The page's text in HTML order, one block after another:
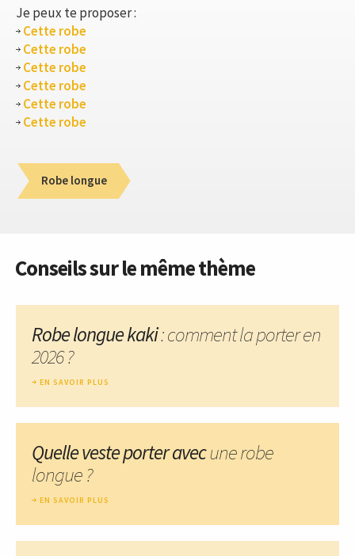
Je peux te proposer :
Cette robe
Cette robe
Cette robe
Cette robe
Cette robe
Cette robe
Robe longue
Conseils sur le même thème
Robe longue kaki: comment la porter en
2026 ?
EN SAVOIR PLUS
Quelle veste porter avecune robe
longue ?
EN SAVOIR PLUS